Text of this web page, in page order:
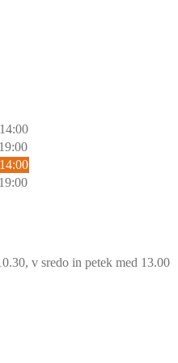
v sredo in petek med 13.00